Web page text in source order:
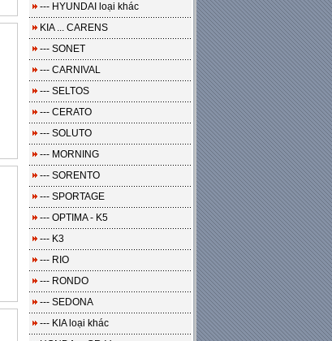
--- HYUNDAI loại khác
KIA ... CARENS
--- SONET
--- CARNIVAL
--- SELTOS
--- CERATO
--- SOLUTO
--- MORNING
--- SORENTO
--- SPORTAGE
--- OPTIMA - K5
--- K3
--- RIO
--- RONDO
--- SEDONA
--- KIA loại khác